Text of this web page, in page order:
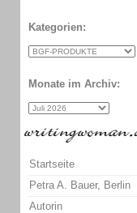
Kategorien:
Monate im Archiv:
Startseite
Petra A. Bauer, Berlin
Autorin